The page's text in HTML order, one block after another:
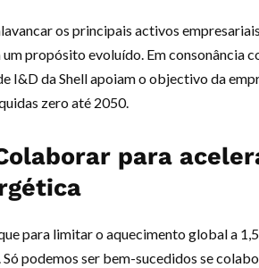
os principais activos
propósito evoluído. Em consonância
I&D da Shell apoiam o objectivo da
zero até 2050.
para
para limitar o aquecimento global a
podemos ser bem-sucedidos se